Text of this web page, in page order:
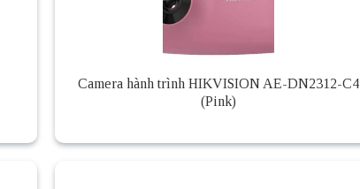
Camera hành trình HIKVISION AE-DN2312-C4
(Pink)